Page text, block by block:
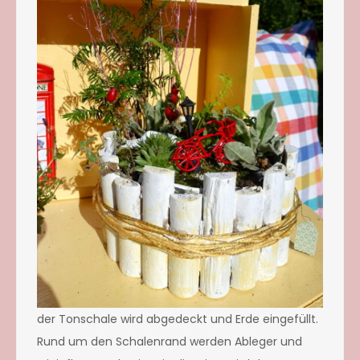
der Tonschale wird abgedeckt und Erde eingefüllt.
Rund um den Schalenrand werden Ableger und